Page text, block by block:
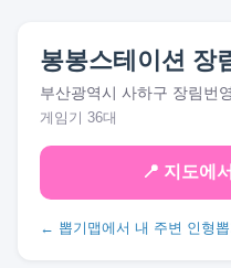
봉봉스테이션 장
부산광역시 사하구 장림번
게임기 36대
📍 지도에
← 뽑기맵에서 내 주변 인형